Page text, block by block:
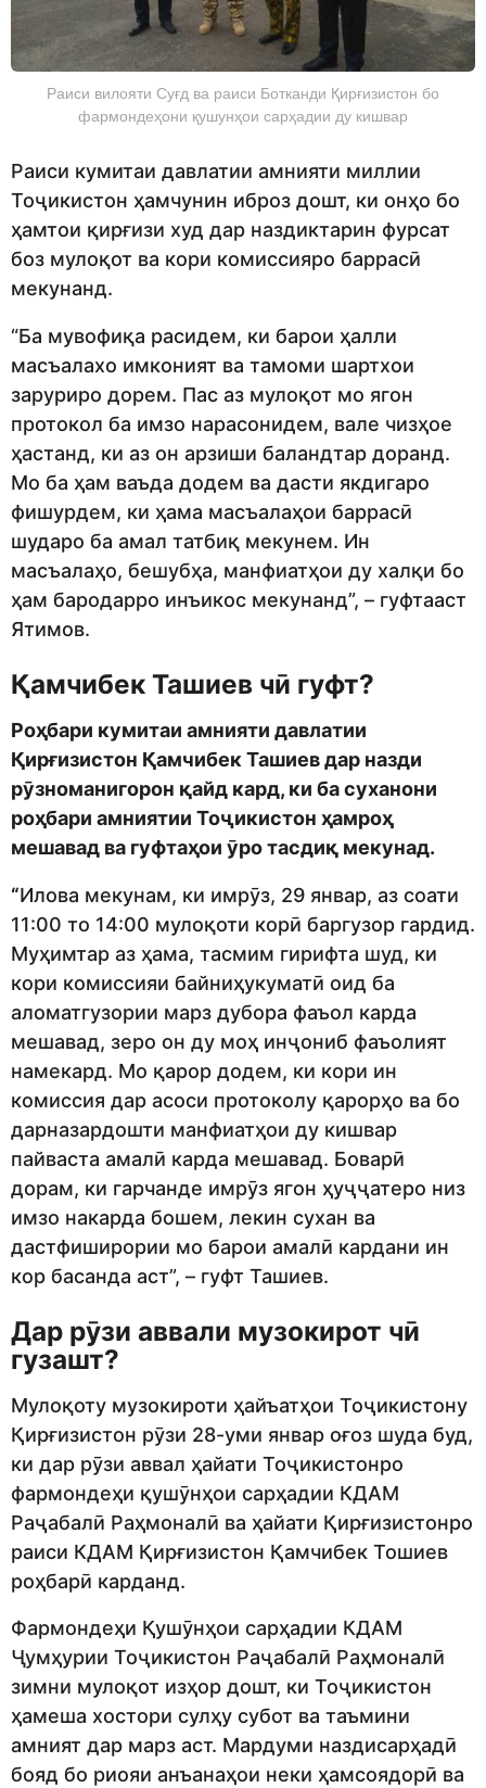
Раиси вилояти Суғд ва раиси Ботканди Қирғизистон бо
фармондеҳони қушунҳои сарҳадии ду кишвар
Раиси кумитаи давлатии амнияти миллии
Тоҷикистон ҳамчунин иброз дошт, ки онҳо бо
ҳамтои қирғизи худ дар наздиктарин фурсат
боз мулоқот ва кори комиссияро баррасӣ
мекунанд.
“Ба мувофиқа расидем, ки барои ҳалли
масъалахо имконият ва тамоми шартхои
заруриро дорем. Пас аз мулоқот мо ягон
протокол ба имзо нарасонидем, вале чизҳое
ҳастанд, ки аз он арзиши баландтар доранд.
Мо ба ҳам ваъда додем ва дасти якдигаро
фишурдем, ки ҳама масъалаҳои баррасӣ
шударо ба амал татбиқ мекунем. Ин
масъалаҳо, бешубҳа, манфиатҳои ду халқи бо
ҳам бародарро инъикос мекунанд”, – гуфтааст
Ятимов.
Қамчибек Ташиев чӣ гуфт?
Роҳбари кумитаи амнияти давлатии
Қирғизистон Қамчибек Ташиев дар назди
рӯзноманигорон қайд кард, ки ба суханони
роҳбари амниятии Тоҷикистон ҳамроҳ
мешавад ва гуфтаҳои ӯро тасдиқ мекунад.
“Илова мекунам, ки имрӯз, 29 январ, аз соати
11:00 то 14:00 мулоқоти корӣ баргузор гардид.
Муҳимтар аз ҳама, тасмим гирифта шуд, ки
кори комиссияи байниҳукуматӣ оид ба
аломатгузории марз дубора фаъол карда
мешавад, зеро он ду моҳ инҷониб фаъолият
намекард. Мо қарор додем, ки кори ин
комиссия дар асоси протоколу қарорҳо ва бо
дарназардошти манфиатҳои ду кишвар
пайваста амалӣ карда мешавад. Боварӣ
дорам, ки гарчанде имрӯз ягон ҳуҷҷатеро низ
имзо накарда бошем, лекин сухан ва
дастфиширории мо барои амалӣ кардани ин
кор басанда аст”, – гуфт Ташиев.
Дар рӯзи аввали музокирот чӣ
гузашт?
Мулоқоту музокироти ҳайъатҳои Тоҷикистону
Қирғизистон рӯзи 28-уми январ оғоз шуда буд,
ки дар рӯзи аввал ҳайати Тоҷикистонро
фармондеҳи қушӯнҳои сарҳадии КДАМ
Раҷабалӣ Раҳмоналӣ ва ҳайати Қирғизистонро
раиси КДАМ Қирғизистон Қамчибек Тошиев
роҳбарӣ карданд.
Фармондеҳи Қушӯнҳои сарҳадии КДАМ
Ҷумҳурии Тоҷикистон Раҷабалӣ Раҳмоналӣ
зимни мулоқот изҳор дошт, ки Тоҷикистон
ҳамеша хостори сулҳу субот ва таъмини
амният дар марз аст. Мардуми наздисарҳадӣ
бояд бо риояи анъанаҳои неки ҳамсоядорӣ ва